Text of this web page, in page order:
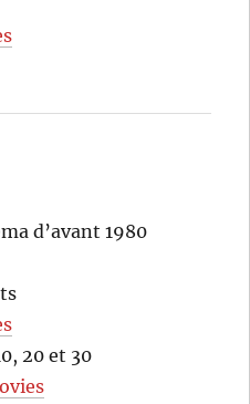
d’avant 1980
20 et 30